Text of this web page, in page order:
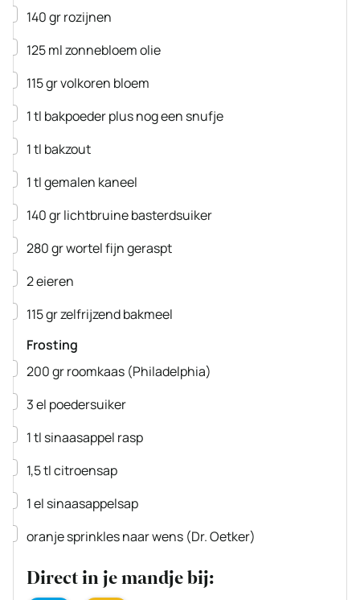
▢
140grrozijnen
▢
125mlzonnebloem olie
▢
115grvolkoren bloem
▢
1tl bakpoederplus nog een snufje
▢
1tl bakzout
▢
1tlgemalen kaneel
▢
140grlichtbruine basterdsuiker
▢
280grwortelfijn geraspt
▢
2eieren
▢
115grzelfrijzend bakmeel
Frosting
▢
200grroomkaas (Philadelphia)
▢
3el poedersuiker
▢
1tl sinaasappel rasp
▢
1,5tlcitroensap
▢
1el sinaasappelsap
▢
oranje sprinkles naar wens (Dr. Oetker)
Direct in je mandje bij: